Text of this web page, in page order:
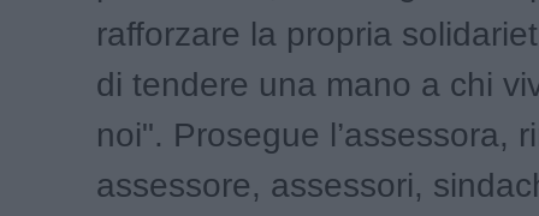
rafforzare la propria
di tendere una mano a chi
noi". Prosegue l’assessora,
assessore, assessori,